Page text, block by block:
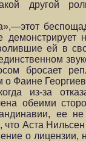
другой
ей в
бросает
о Фаине
из-за
обеими
ее
Аста
о лицензии,